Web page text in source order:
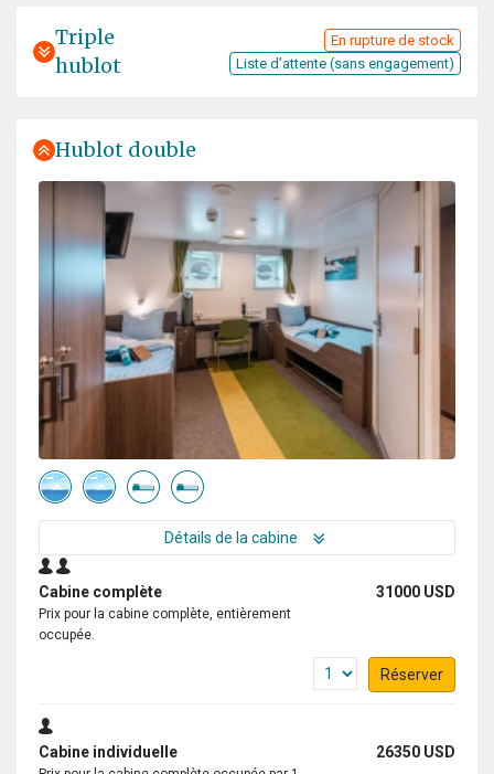
Triple
hublot
En rupture de stock
Liste d’attente (sans engagement)
Hublot double
Détails de la cabine
Cabine complète 31000 USD
Prix pour la cabine complète, entièrement
occupée.
Réserver
Cabine individuelle 26350 USD